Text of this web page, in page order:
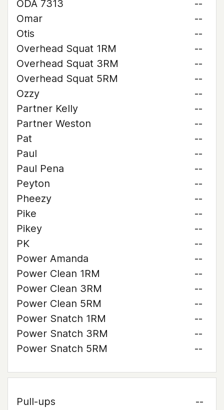
ODA 7313
--
Omar
--
Otis
--
Overhead Squat 1RM
--
Overhead Squat 3RM
--
Overhead Squat 5RM
--
Ozzy
--
Partner Kelly
--
Partner Weston
--
Pat
--
Paul
--
Paul Pena
--
Peyton
--
Pheezy
--
Pike
--
Pikey
--
PK
--
Power Amanda
--
Power Clean 1RM
--
Power Clean 3RM
--
Power Clean 5RM
--
Power Snatch 1RM
--
Power Snatch 3RM
--
Power Snatch 5RM
--
Pull-ups
--